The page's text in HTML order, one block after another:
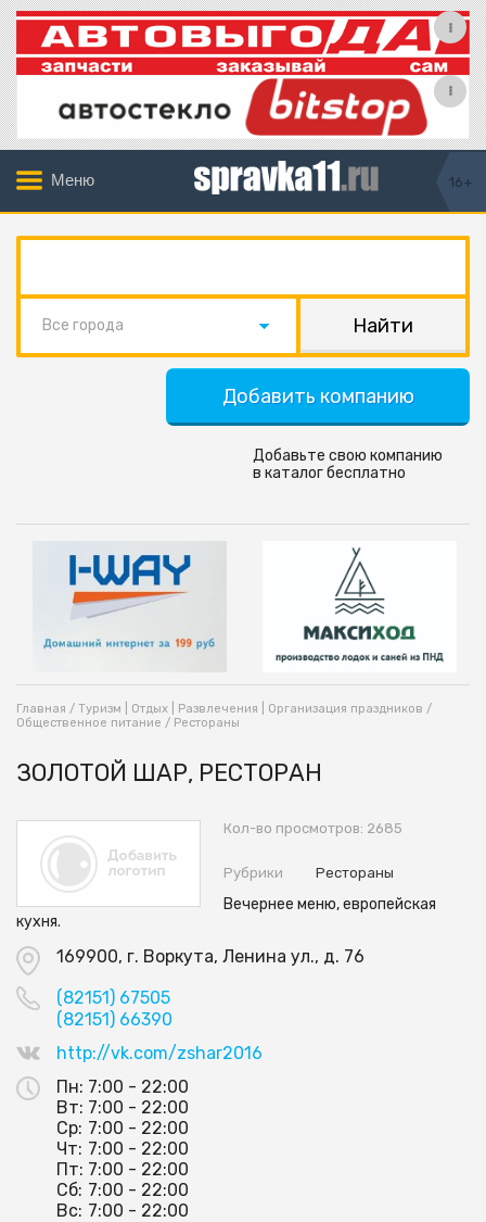
Меню 16+
Все города
Добавить компанию
Добавьте свою компанию
в каталог бесплатно
Главная / Туризм | Отдых | Развлечения | Организация праздников /
Общественное питание / Рестораны
ЗОЛОТОЙ ШАР, РЕСТОРАН
Кол-во просмотров: 2685
Рубрики Рестораны
Вечернее меню, европейская
кухня.
169900, г. Воркута, Ленина ул., д. 76
(82151) 67505
(82151) 66390
http://vk.com/zshar2016
Пн: 7:00 - 22:00
Вт: 7:00 - 22:00
Ср: 7:00 - 22:00
Чт: 7:00 - 22:00
Пт: 7:00 - 22:00
Сб: 7:00 - 22:00
Вс: 7:00 - 22:00